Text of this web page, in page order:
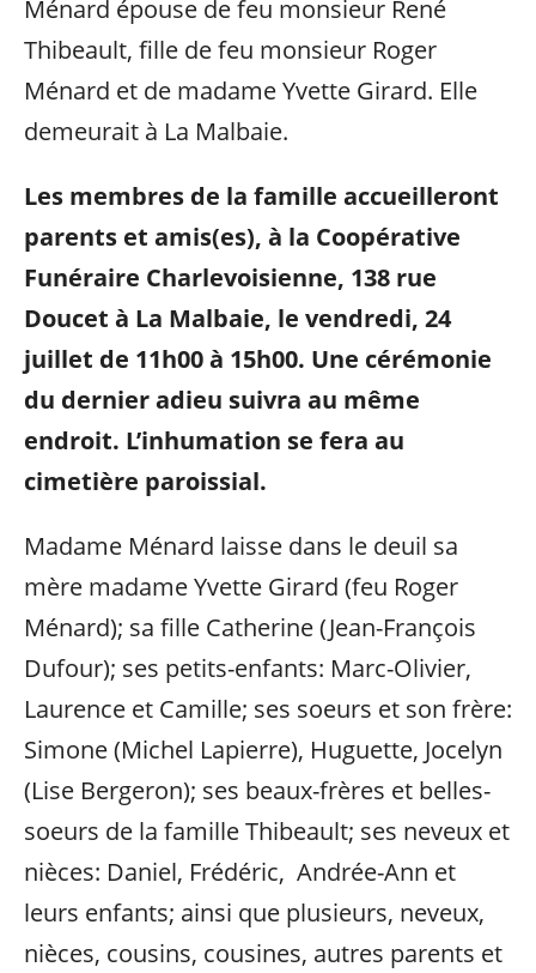
Ménard épouse de feu monsieur René
Thibeault, fille de feu monsieur Roger
Ménard et de madame Yvette Girard. Elle
demeurait à La Malbaie.
Les membres de la famille accueilleront
parents et amis(es), à la Coopérative
Funéraire Charlevoisienne, 138 rue
Doucet à La Malbaie, le vendredi, 24
juillet de 11h00 à 15h00. Une cérémonie
du dernier adieu suivra au même
endroit. L’inhumation se fera au
cimetière paroissial.
Madame Ménard laisse dans le deuil sa
mère madame Yvette Girard (feu Roger
Ménard); sa fille Catherine (Jean-François
Dufour); ses petits-enfants: Marc-Olivier,
Laurence et Camille; ses soeurs et son frère:
Simone (Michel Lapierre), Huguette, Jocelyn
(Lise Bergeron); ses beaux-frères et belles-
soeurs de la famille Thibeault; ses neveux et
nièces: Daniel, Frédéric, Andrée-Ann et
leurs enfants; ainsi que plusieurs, neveux,
nièces, cousins, cousines, autres parents et